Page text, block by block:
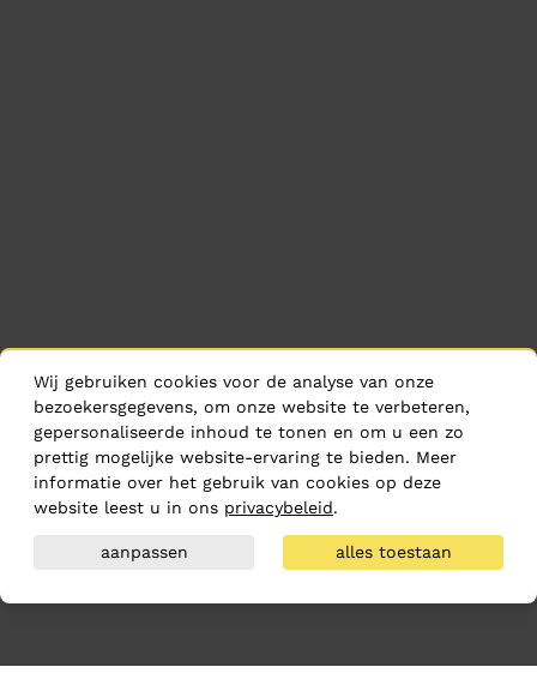
Wij gebruiken cookies voor de analyse van onze
bezoekersgegevens, om onze website te verbeteren,
gepersonaliseerde inhoud te tonen en om u een zo
prettig mogelijke website-ervaring te bieden. Meer
informatie over het gebruik van cookies op deze
website leest u in ons privacybeleid.
aanpassen alles toestaan